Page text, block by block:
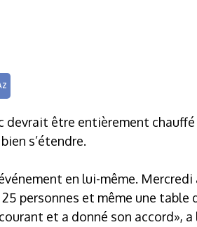
devrait être entièrement chauffé
s’étendre.
en lui-même.
personnes et même une table
et a donné son accord», a